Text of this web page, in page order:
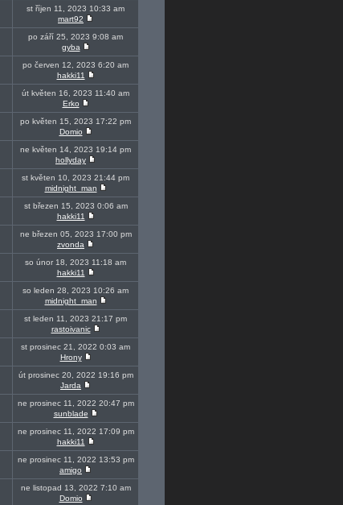
st říjen 11, 2023 10:33 am
mart92
po září 25, 2023 9:08 am
gyba
po červen 12, 2023 6:20 am
hakki11
út květen 16, 2023 11:40 am
Erko
po květen 15, 2023 17:22 pm
Domio
ne květen 14, 2023 19:14 pm
hollyday
st květen 10, 2023 21:44 pm
midnight_man
st březen 15, 2023 0:06 am
hakki11
ne březen 05, 2023 17:00 pm
zvonda
so únor 18, 2023 11:18 am
hakki11
so leden 28, 2023 10:26 am
midnight_man
st leden 11, 2023 21:17 pm
rastoivanic
st prosinec 21, 2022 0:03 am
Hrony
út prosinec 20, 2022 19:16 pm
Jarda
ne prosinec 11, 2022 20:47 pm
sunblade
ne prosinec 11, 2022 17:09 pm
hakki11
ne prosinec 11, 2022 13:53 pm
amigo
ne listopad 13, 2022 7:10 am
Domio